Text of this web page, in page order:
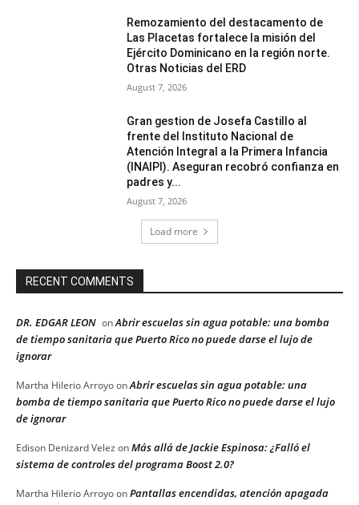
Remozamiento del destacamento de
Las Placetas fortalece la misión del
Ejército Dominicano en la región norte.
Otras Noticias del ERD
August 7, 2026
Gran gestion de Josefa Castillo al
frente del Instituto Nacional de
Atención Integral a la Primera Infancia
(INAIPI). Aseguran recobró confianza en
padres y...
August 7, 2026
Load more
RECENT COMMENTS
DR. EDGAR LEON onAbrir escuelas sin agua potable: una bomba
de tiempo sanitaria que Puerto Rico no puede darse el lujo de
ignorar
Martha Hilerio ArroyoonAbrir escuelas sin agua potable: una
bomba de tiempo sanitaria que Puerto Rico no puede darse el lujo
de ignorar
Edison Denizard Velez onMás allá de Jackie Espinosa: ¿Falló el
sistema de controles del programa Boost 2.0?
Martha Hilerio ArroyoonPantallas encendidas, atención apagada